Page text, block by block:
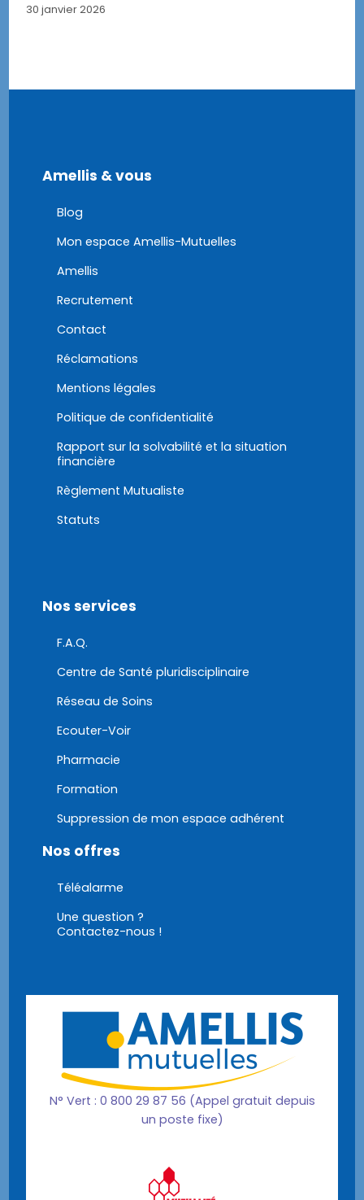
30 janvier 2026
Amellis & vous
Blog
Mon espace Amellis-Mutuelles
Amellis
Recrutement
Contact
Réclamations
Mentions légales
Politique de confidentialité
Rapport sur la solvabilité et la situation
financière
Règlement Mutualiste
Statuts
Nos services
F.A.Q.
Centre de Santé pluridisciplinaire
Réseau de Soins
Ecouter-Voir
Pharmacie
Formation
Suppression de mon espace adhérent
Nos offres
Téléalarme
Une question ?
Contactez-nous !
N° Vert : 0 800 29 87 56 (Appel gratuit depuis
un poste fixe)